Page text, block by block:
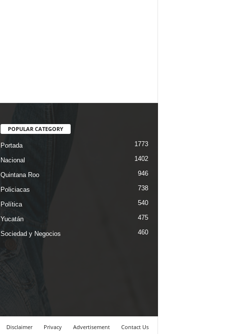
POPULAR CATEGORY
Portada 1773
Nacional 1402
Quintana Roo 946
Policiacas 738
Política 540
Yucatán 475
Sociedad y Negocios 460
Disclaimer Privacy Advertisement Contact Us